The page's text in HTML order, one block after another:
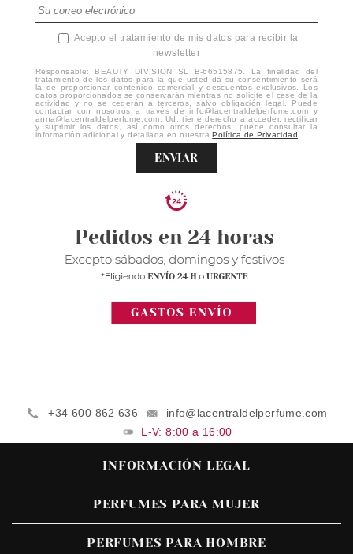
Acepto el tratamiento de mis datos para recibir la
newsletter
Responsable: BEAUTY DIVISION SL B-66515875. La finalidad del
tratamiento de los datos para la que usted da su consentimiento será
la de proporcionar contenido comercial y descuentos exclusivos. Los
datos proporcionados se conservarán mientras no solicite el cese de la
actividad y no se cederán a terceros, salvo obligación legal. Puede
contactar con nosotros a través de info@lacentraldelperfume.com y
anna@lacentraldelperfume.com. Ud. tiene derecho a acceder, rectificar
y suprimir los datos, así como otros derechos, puede consultar la
información adicional y detallada en nuestraPolítica de Privacidad
ENVIAR
+34 600 862 636
info@lacentraldelperfume.com
L-V: 8:00 a 16:00
INFORMACIÓN LEGAL
PERFUMES PARA MUJER
PERFUMES PARA HOMBRE